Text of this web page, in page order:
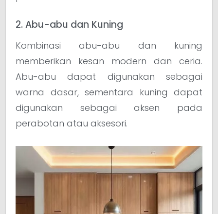
2. Abu-abu dan Kuning
Kombinasi abu-abu dan kuning
memberikan kesan modern dan ceria.
Abu-abu dapat digunakan sebagai
warna dasar, sementara kuning dapat
digunakan sebagai aksen pada
perabotan atau aksesori.